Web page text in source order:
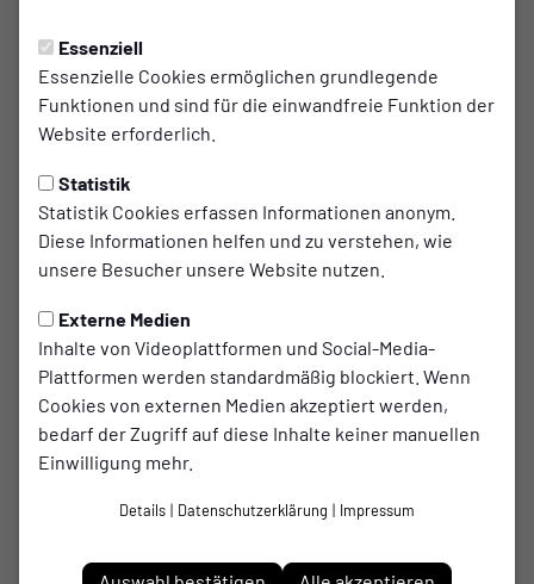
Essenziell
Essenzielle Cookies ermöglichen grundlegende
Funktionen und sind für die einwandfreie Funktion der
Website erforderlich.
Statistik
Statistik Cookies erfassen Informationen anonym.
Diese Informationen helfen und zu verstehen, wie
unsere Besucher unsere Website nutzen.
Externe Medien
Inhalte von Videoplattformen und Social-Media-
Plattformen werden standardmäßig blockiert. Wenn
Cookies von externen Medien akzeptiert werden,
bedarf der Zugriff auf diese Inhalte keiner manuellen
Einwilligung mehr.
Details | Datenschutzerklärung | Impressum
Montag, 30.09.2024 16:34 Uhr
„Mannschaft des Jahres“ in
Gladbeck!
Ein wunderbarer Erfolg und eine tolle
Auszeichnung für unsere Inklusionsmannschaft:
Bei der gestrigen Veranstaltung „Sport goes Party“,
organisiert von der Stadt Gladbeck, konnte unser
Team den Pokal in der Kategorie „Mannschaft des
Jahres“ mit nach Hause nehmen!
Bereits letztes Jahr war unsere Inklusionsmannschaft für
diesen Preis nominiert, doch damals hat es knapp nicht
gereicht. Diesmal jedoch hat das Team alle überzeugt und
den wohlverdienten Titel gewonnen. Diese Auszeichnung
wenigen Wochen schon ihr erstes großes Turnier in